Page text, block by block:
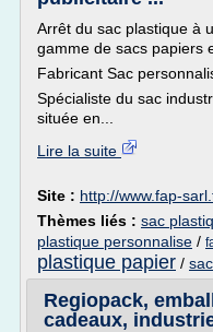
Arrêt du sac plastique à
gamme de sacs papiers
Fabricant Sac
Spécialiste du sac
située en...
Lire la suite
Site : http://www.fap-
Thèmes liés : sac
plastique personnalise /
plastique papier /
Regiopack,
cadeaux,